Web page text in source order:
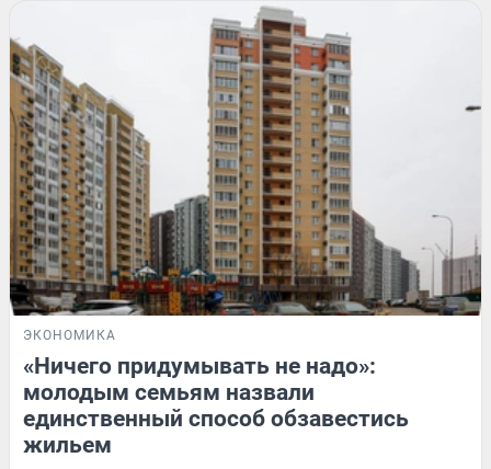
ЭКОНОМИКА
«Ничего придумывать не надо»:
молодым семьям назвали
единственный способ обзавестись
жильем